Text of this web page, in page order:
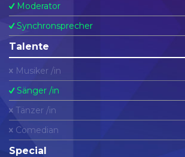
Moderator
Synchronsprecher
Talente
Musiker /in
Sänger /in
Tänzer /in
Comedian
Special